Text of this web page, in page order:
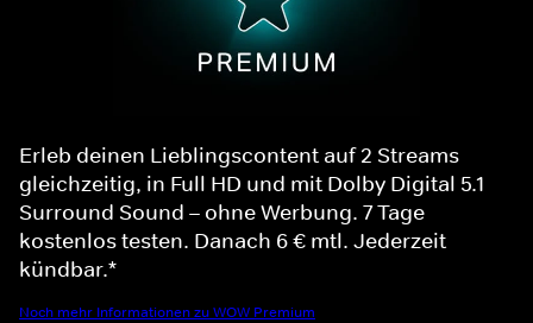
Erleb deinen Lieblingscontent auf 2 Streams
gleichzeitig, in Full HD und mit Dolby Digital 5.1
Surround Sound – ohne Werbung. 7 Tage
kostenlos testen. Danach 6 € mtl. Jederzeit
kündbar.*
Noch mehr Informationen zu WOW Premium